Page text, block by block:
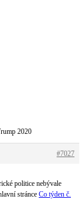
2020
#7027
politice nebývale
stránce Co týden č.